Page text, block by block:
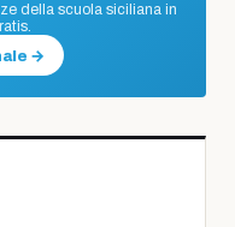
della scuola siciliana in
→